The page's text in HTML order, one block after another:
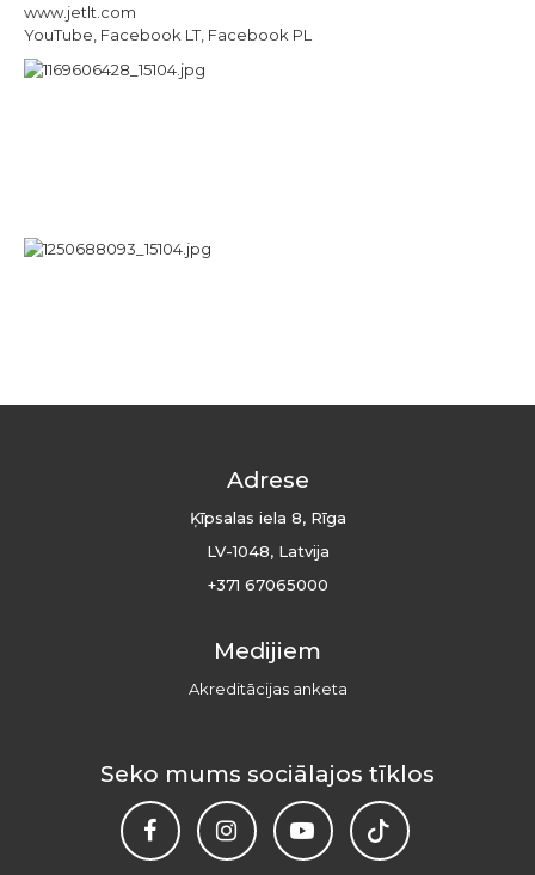
www.jetlt.com
YouTube, Facebook LT, Facebook PL
Adrese
Ķīpsalas iela 8, Rīga
LV-1048, Latvija
+371 67065000
Medijiem
Akreditācijas anketa
Seko mums sociālajos tīklos